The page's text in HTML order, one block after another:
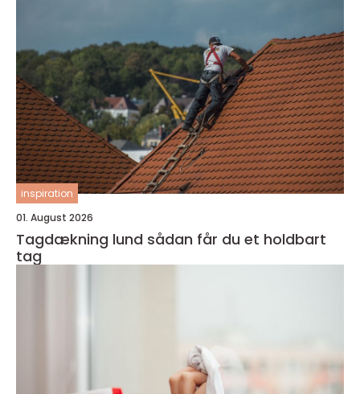
inspiration
01. August 2026
Tagdækning lund sådan får du et holdbart
tag